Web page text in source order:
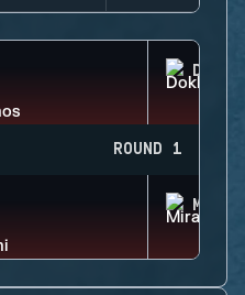
ROUND 1
MIRA